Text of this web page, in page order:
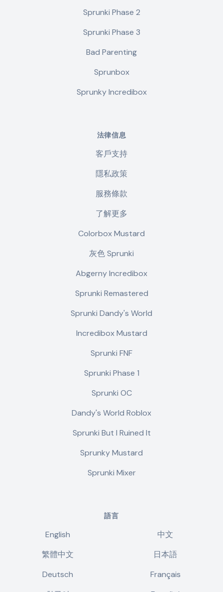
Sprunki Phase 2
Sprunki Phase 3
Bad Parenting
Sprunbox
Sprunky Incredibox
法律信息
客戶支持
隱私政策
服務條款
了解更多
Colorbox Mustard
灰色 Sprunki
Abgerny Incredibox
Sprunki Remastered
Sprunki Dandy's World
Incredibox Mustard
Sprunki FNF
Sprunki Phase 1
Sprunki OC
Dandy's World Roblox
Sprunki But I Ruined It
Sprunky Mustard
Sprunki Mixer
語言
English
中文
繁體中文
日本語
Deutsch
Français